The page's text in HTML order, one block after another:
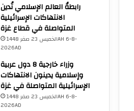
رابطةُ العالم الإسلامي تُدين
الانتهاكات الإسرائيلية
المتواصلة في قطاع غزة
الخميس 23 صفر 1448AH 6-8-
2026AD
وزراء خارجية 8 دول عربية
وإسلامية يدينون الانتهاكات
الإسرائيلية المتواصلة في غزة
الخميس 23 صفر 1448AH 6-8-
2026AD